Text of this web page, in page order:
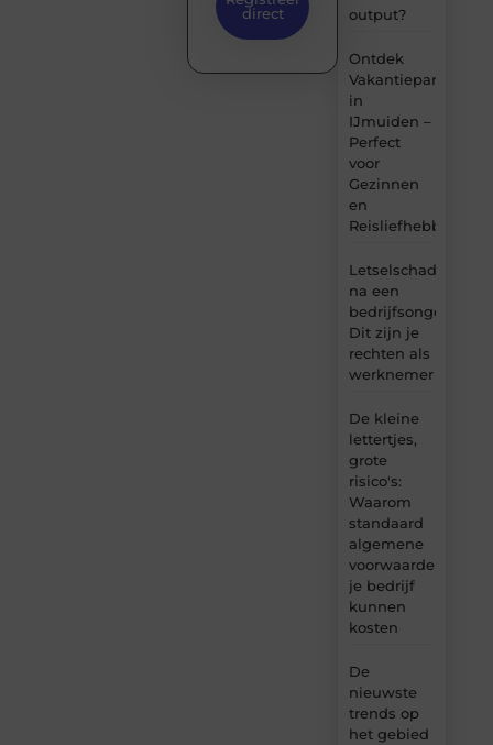
output?
Ontdek
Vakantiepark
in
IJmuiden –
Perfect
voor
Gezinnen
en
Reisliefhebbers
Letselschade
na een
bedrijfsongeval:
Dit zijn je
rechten als
werknemer
De kleine
lettertjes,
grote
risico's:
Waarom
standaard
algemene
voorwaarden
je bedrijf
kunnen
kosten
De
nieuwste
trends op
het gebied
direct